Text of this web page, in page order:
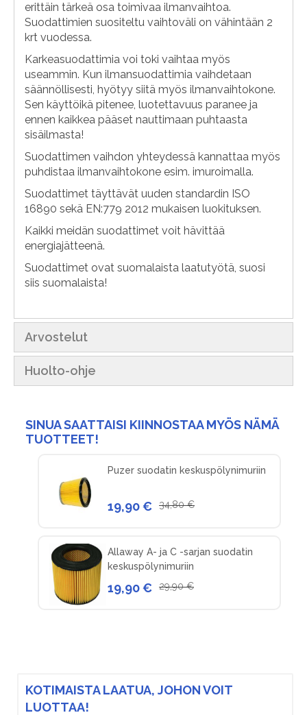
erittäin tärkeä osa toimivaa ilmanvaihtoa.
Suodattimien suositeltu vaihtoväli on vähintään 2
krt vuodessa.
Karkeasuodattimia voi toki vaihtaa myös
useammin. Kun ilmansuodattimia vaihdetaan
säännöllisesti, hyötyy siitä myös ilmanvaihtokone.
Sen käyttöikä pitenee, luotettavuus paranee ja
ennen kaikkea pääset nauttimaan puhtaasta
sisäilmasta!
Suodattimen vaihdon yhteydessä kannattaa myös
puhdistaa ilmanvaihtokone esim. imuroimalla.
Suodattimet täyttävät uuden standardin ISO
16890 sekä EN:779 2012 mukaisen luokituksen.
Kaikki meidän suodattimet voit hävittää
energiajätteenä.
Suodattimet ovat suomalaista laatutyötä, suosi
siis suomalaista!
Arvostelut
Huolto-ohje
KOTIMAISTA LAATUA, JOHON VOIT
LUOTTAA!
SINUA SAATTAISI KIINNOSTAA MYÖS NÄMÄ
TUOTTEET!
Puzer suodatin keskuspölynimuriin
19,90 € 34,80 €
Allaway A- ja C -sarjan suodatin
keskuspölynimuriin
19,90 € 29,90 €